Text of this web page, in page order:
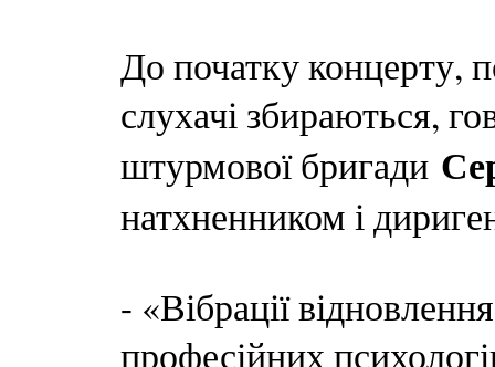
До початку концерту,
слухачі збираються,
штурмової бригади
натхненником і
- «Вібрації
професійних